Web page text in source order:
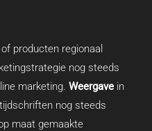
producten regionaal
nog steeds
marketing. Weergave in
nog steeds
maat gemaakte